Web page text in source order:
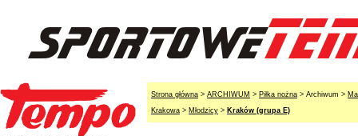
Strona główna > ARCHIWUM > Piłka nożna > Archiwum >
Krakowa > Młodzicy > Kraków (grupa E)